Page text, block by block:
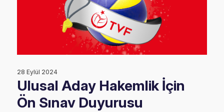
28 Eylül 2024
Ulusal Aday Hakemlik İçin
Ön Sınav Duyurusu